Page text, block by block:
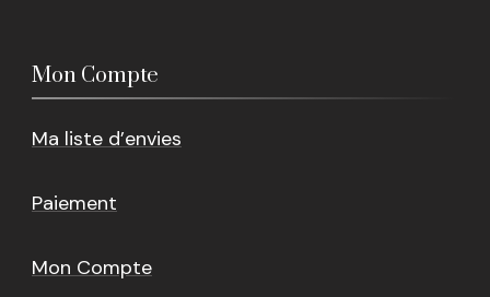
Mon Compte
Ma liste d’envies
Paiement
Mon Compte